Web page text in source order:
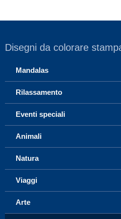
Disegni da colorare
Mandalas
Rilassamento
Eventi speciali
Animali
Natura
Viaggi
Arte